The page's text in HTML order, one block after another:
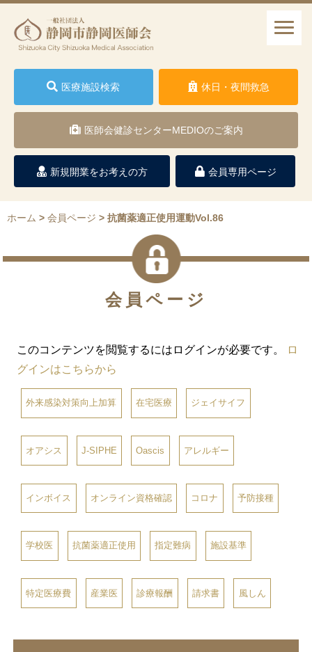
新規開業をお考えの方 会員専用ページ
医療施設検索 休日・夜間救急
医師会健診センターMEDIOのご案内
ホーム > 会員ページ > 抗菌薬適正使用運動Vol.86
会員ページ
このコンテンツを閲覧するにはログインが必要です。
ロ
グインはこちらから
外来感染対策向上加算 在宅医療 ジェイサイフ
オアシス J-SIPHE Oascis アレルギー
インボイス オンライン資格確認 コロナ 予防接種
学校医 抗菌薬適正使用 指定難病 施設基準
特定医療費 産業医 診療報酬 請求書 風しん